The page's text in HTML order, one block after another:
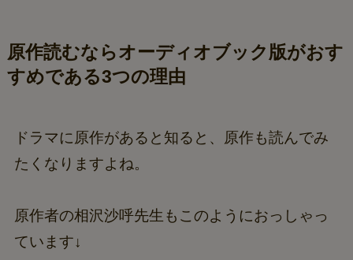
原作読むならオーディオブック版がおす
すめである3つの理由
ドラマに原作があると知ると、原作も読んでみ
たくなりますよね。
原作者の相沢沙呼先生もこのようにおっしゃっ
ています↓